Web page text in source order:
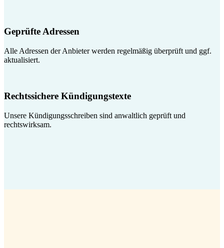
Geprüfte Adressen
Alle Adressen der Anbieter werden regelmäßig überprüft und ggf.
aktualisiert.
Rechtssichere Kündigungstexte
Unsere Kündigungsschreiben sind anwaltlich geprüft und
rechtswirksam.